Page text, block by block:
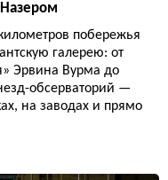
побережья
галерею: от
Эрвина Вурма до
обсерваторий —
на заводах и прямо